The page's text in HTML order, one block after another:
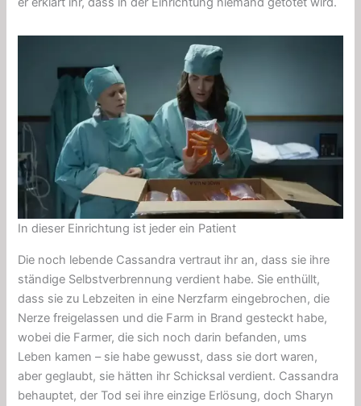
In dieser Einrichtung ist jeder ein Patient
Die noch lebende Cassandra vertraut ihr an, dass sie ihre
ständige Selbstverbrennung verdient habe. Sie enthüllt,
dass sie zu Lebzeiten in eine Nerzfarm eingebrochen, die
Nerze freigelassen und die Farm in Brand gesteckt habe,
wobei die Farmer, die sich noch darin befanden, ums
Leben kamen – sie habe gewusst, dass sie dort waren,
aber geglaubt, sie hätten ihr Schicksal verdient. Cassandra
behauptet, der Tod sei ihre einzige Erlösung, doch Sharyn